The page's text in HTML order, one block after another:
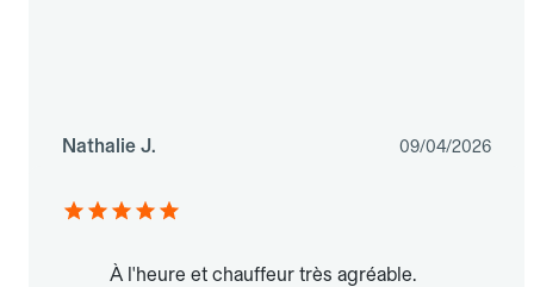
Nathalie J. 09/04/2026
À l'heure et chauffeur très agréable.